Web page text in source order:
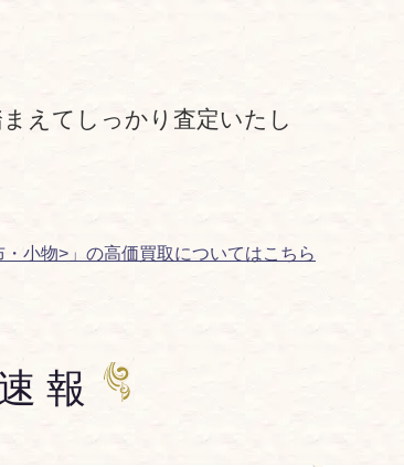
えてしっかり査定いたし
小物>」の高価買取についてはこちら
報